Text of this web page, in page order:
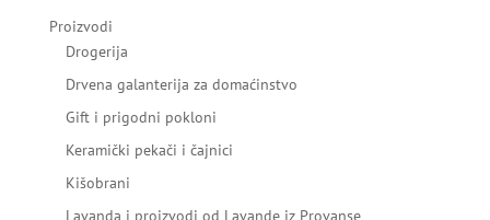
Proizvodi
Drogerija
Drvena galanterija za domaćinstvo
Gift i prigodni pokloni
Keramički pekači i čajnici
Kišobrani